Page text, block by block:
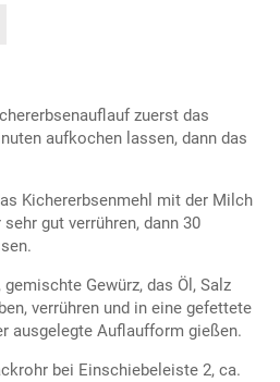
zuerst das
aufkochen lassen, dann das
Kichererbsenmehl mit der Milch
gut verrühren, dann 30
Gewürz, das Öl, Salz
verrühren und in eine gefettete
ausgelegte Auflaufform gießen.
bei Einschiebeleiste 2, ca.